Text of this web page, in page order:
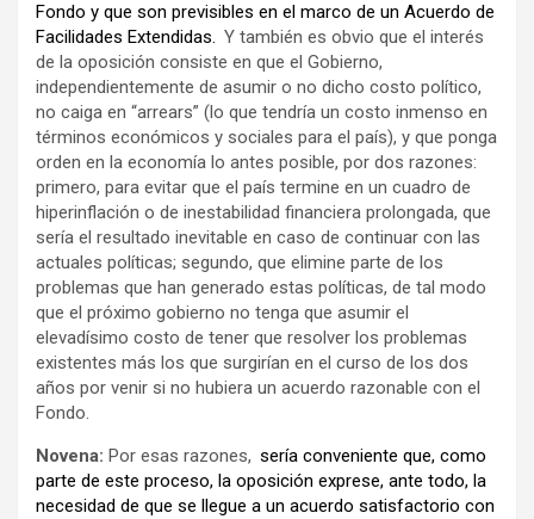
Fondo y que son previsibles en el marco de un Acuerdo de
Facilidades Extendidas. Y también es obvio que el interés
de la oposición consiste en que el Gobierno,
independientemente de asumir o no dicho costo político,
no caiga en “arrears” (lo que tendría un costo inmenso en
términos económicos y sociales para el país), y que ponga
orden en la economía lo antes posible, por dos razones:
primero, para evitar que el país termine en un cuadro de
hiperinflación o de inestabilidad financiera prolongada, que
sería el resultado inevitable en caso de continuar con las
actuales políticas; segundo, que elimine parte de los
problemas que han generado estas políticas, de tal modo
que el próximo gobierno no tenga que asumir el
elevadísimo costo de tener que resolver los problemas
existentes más los que surgirían en el curso de los dos
años por venir si no hubiera un acuerdo razonable con el
Fondo.
Novena: Por esas razones, sería conveniente que, como
parte de este proceso, la oposición exprese, ante todo, la
necesidad de que se llegue a un acuerdo satisfactorio con